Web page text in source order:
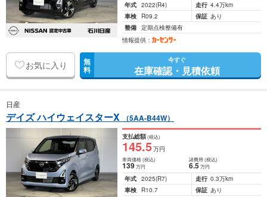
年式 2022(R4) 走行 4.4万km
車検
R09.2 保証 あり
整備 定期点検整備有
情報提供：
お気に入り 無
料
今すぐ
在庫確認・見積依頼
日産
デイズ ハイウェイスターX （5AA-B44W）
支払総額(税込)
145.5万円
車両価格(税込)
139万円
諸費用 (税込)
6.5 万円
年式 2025(R7) 走行 0.3万km
車検
R10.7 保証 あり